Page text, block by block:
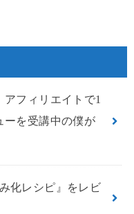
アフィリエイトで1
ーを受講中の僕が
化レシピ』をレビ